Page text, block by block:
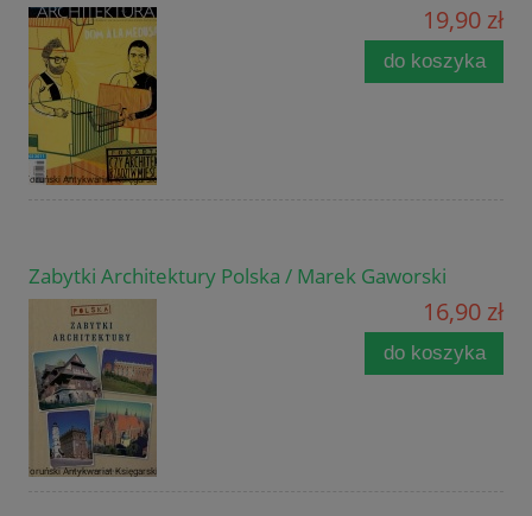
19,90 zł
do koszyka
Zabytki Architektury Polska / Marek Gaworski
16,90 zł
do koszyka